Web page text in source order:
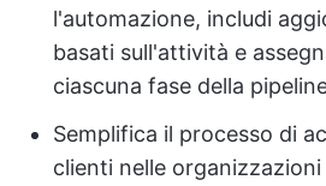
l'automazione, includi
basati sull'attività e
ciascuna fase della
Semplifica il processo di
clienti nelle